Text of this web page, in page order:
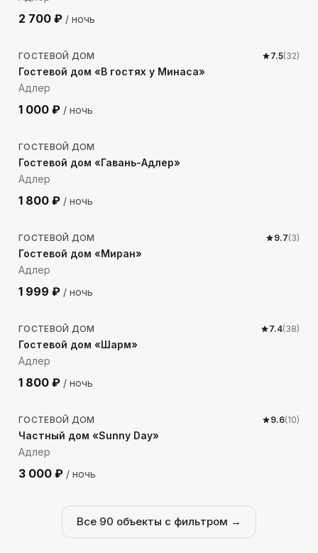
2 700 ₽ / ночь
332м до моря
ГОСТЕВОЙ ДОМ 7.5(32)
Гостевой дом «В гостях у Минаса»
Адлер
1 000 ₽ / ночь
317м до моря
ГОСТЕВОЙ ДОМ
Гостевой дом «Гавань-Адлер»
Адлер
1 800 ₽ / ночь
92 м до моря
ГОСТЕВОЙ ДОМ 9.7(3)
Гостевой дом «Миран»
Адлер
1 999 ₽ / ночь
159м до моря
ГОСТЕВОЙ ДОМ 7.4(38)
Гостевой дом «Шарм»
Адлер
1 800 ₽ / ночь
2464 м до моря
ГОСТЕВОЙ ДОМ 9.6(10)
Частный дом «Sunny Day»
Адлер
3 000 ₽ / ночь
Все 90 объекты с фильтром →